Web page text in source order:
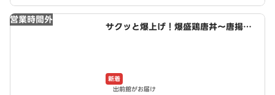
営業時間外
サクッと爆上げ！爆盛鶏唐丼～唐揚げ
新着
出前館がお届け